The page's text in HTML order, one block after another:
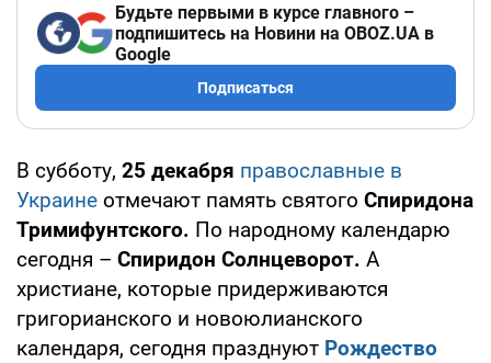
Будьте первыми в курсе главного –
подпишитесь на Новини на OBOZ.UA в
Google
Подписаться
В субботу, 25 декабря православные в
Украине отмечают память святого Спиридона
Тримифунтского. По народному календарю
сегодня – Спиридон Солнцеворот. А
христиане, которые придерживаются
григорианского и новоюлианского
календаря, сегодня празднуют Рождество